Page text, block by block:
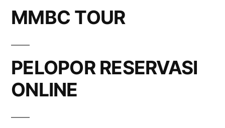
MMBC TOUR
PELOPOR RESERVASI
ONLINE